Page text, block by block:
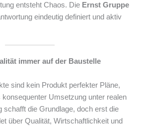
entsteht Chaos. Die Ernst Gruppe
eindeutig definiert und aktiv
immer auf der Baustelle
sind kein Produkt perfekter Pläne,
Umsetzung unter realen
schafft die Grundlage, doch erst die
über Qualität, Wirtschaftlichkeit und